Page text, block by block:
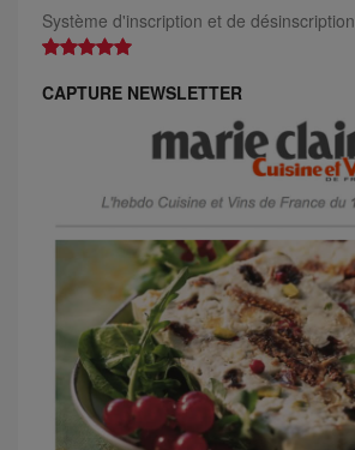
Système d'inscription et de désinscription
CAPTURE NEWSLETTER